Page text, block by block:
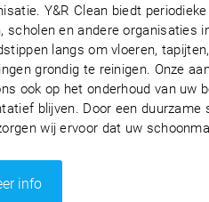
Y&R Clean biedt
scholen en andere organisaties
langs om vloeren,
grondig te reinigen. Onze
ook op het onderhoud van uw
blijven. Door een duurzame
wij ervoor dat uw
info